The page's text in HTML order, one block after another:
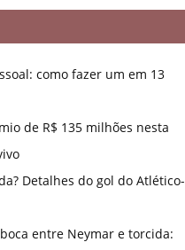
como fazer um em 13
de R$ 135 milhões nesta
Detalhes do gol do Atlético-
entre Neymar e torcida: